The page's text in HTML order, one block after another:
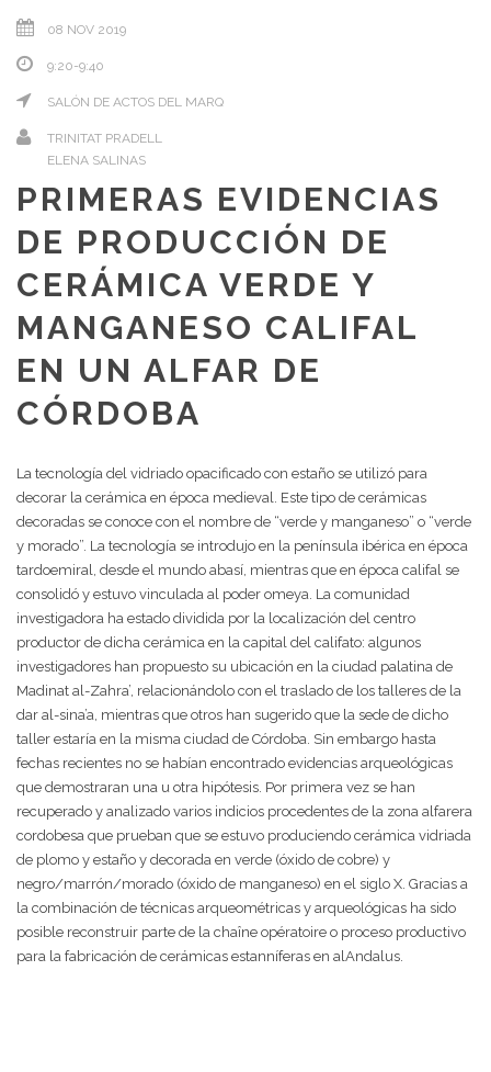
08 NOV 2019
9:20-9:40
SALÓN DE ACTOS DEL MARQ
TRINITAT PRADELL
ELENA SALINAS
PRIMERAS EVIDENCIAS
DE PRODUCCIÓN DE
CERÁMICA VERDE Y
MANGANESO CALIFAL
EN UN ALFAR DE
CÓRDOBA
La tecnología del vidriado opacificado con estaño se utilizó para
decorar la cerámica en época medieval. Este tipo de cerámicas
decoradas se conoce con el nombre de “verde y manganeso” o “verde
y morado”. La tecnología se introdujo en la península ibérica en época
tardoemiral, desde el mundo abasí, mientras que en época califal se
consolidó y estuvo vinculada al poder omeya. La comunidad
investigadora ha estado dividida por la localización del centro
productor de dicha cerámica en la capital del califato: algunos
investigadores han propuesto su ubicación en la ciudad palatina de
Madinat al-Zahra’, relacionándolo con el traslado de los talleres de la
dar al-sina’a, mientras que otros han sugerido que la sede de dicho
taller estaría en la misma ciudad de Córdoba. Sin embargo hasta
fechas recientes no se habían encontrado evidencias arqueológicas
que demostraran una u otra hipótesis. Por primera vez se han
recuperado y analizado varios indicios procedentes de la zona alfarera
cordobesa que prueban que se estuvo produciendo cerámica vidriada
de plomo y estaño y decorada en verde (óxido de cobre) y
negro/marrón/morado (óxido de manganeso) en el siglo X. Gracias a
la combinación de técnicas arqueométricas y arqueológicas ha sido
posible reconstruir parte de la chaîne opératoire o proceso productivo
para la fabricación de cerámicas estanníferas en alAndalus.